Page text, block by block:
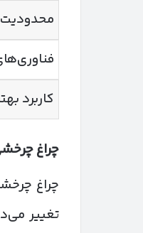
کاربرد
چراغ
چراغ
تغییر